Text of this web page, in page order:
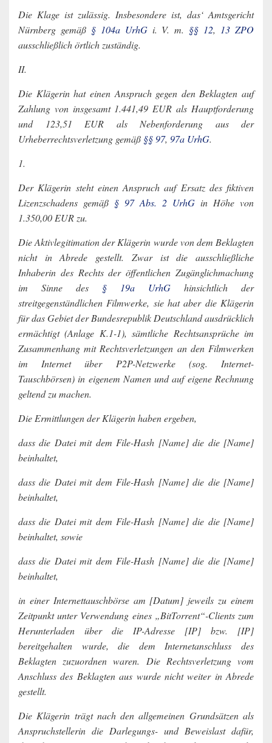
Die Klage ist zulässig. Insbesondere ist, das‘ Amtsgericht
Nürnberg gemäß § 104a UrhGi. V. m. §§ 12, 13 ZPO
ausschließlich örtlich zuständig.
II.
Die Klägerin hat einen Anspruch gegen den Beklagten auf
Zahlung von insgesamt 1.441,49 EUR als Hauptforderung
und 123,51 EUR als Nebenforderung aus der
Urheberrechtsverletzung gemäß §§ 97, 97a UrhG.
1.
Der Klägerin steht einen Anspruch auf Ersatz des fiktiven
Lizenzschadens gemäß § 97 Abs. 2 UrhG in Höhe von
1.350,00 EUR zu.
Die Aktivlegitimation der Klägerin wurde von dem Beklagten
nicht in Abrede gestellt. Zwar ist die ausschließliche
Inhaberin des Rechts der öffentlichen Zugänglichmachung
im Sinne des § 19a UrhG hinsichtlich der
streitgegenständlichen Filmwerke, sie hat aber die Klägerin
für das Gebiet der Bundesrepublik Deutschland ausdrücklich
ermächtigt (Anlage K.1-1), sämtliche Rechtsansprüche im
Zusammenhang mit Rechtsverletzungen an den Filmwerken
im Internet über P2P-Netzwerke (sog. Internet-
Tauschbörsen) in eigenem Namen und auf eigene Rechnung
geltend zu machen.
Die Ermittlungen der Klägerin haben ergeben,
dass die Datei mit dem File-Hash [Name] die die [Name]
beinhaltet,
dass die Datei mit dem File-Hash [Name] die die [Name]
beinhaltet,
dass die Datei mit dem File-Hash [Name] die die [Name]
beinhaltet, sowie
dass die Datei mit dem File-Hash [Name] die die [Name]
beinhaltet,
in einer Internettauschbörse am [Datum] jeweils zu einem
Zeitpunkt unter Verwendung eines „BitTorrent“-Clients zum
Herunterladen über die IP-Adresse [IP] bzw. [IP]
bereitgehalten wurde, die dem Internetanschluss des
Beklagten zuzuordnen waren. Die Rechtsverletzung vom
Anschluss des Beklagten aus wurde nicht weiter in Abrede
gestellt.
Die Klägerin trägt nach den allgemeinen Grundsätzen als
Anspruchstellerin die Darlegungs- und Beweislast dafür,